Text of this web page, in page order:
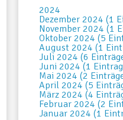
2024
Dezember 2024 (1
November 2024 (1
Oktober 2024 (5
August 2024 (1
Juli 2024 (6
Juni 2024 (1
Mai 2024 (2
April 2024 (5
März 2024 (4
Februar 2024 (2
Januar 2024 (1